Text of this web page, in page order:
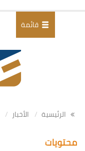
قائمة
الرئيسية الأخبار
محتويات